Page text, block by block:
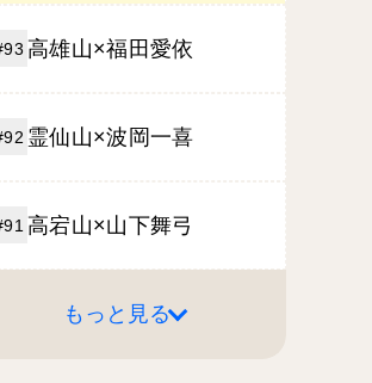
高雄山×福田愛依
霊仙山×波岡一喜
高宕山×山下舞弓
もっと見る